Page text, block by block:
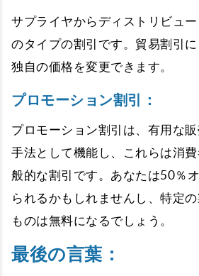
サプライヤからディストリビュ
のタイプの割引です。貿易割引
独自の価格を変更できます。
プロモーション割引：
プロモーション割引は、有用な
手法として機能し、これらは消
般的な割引です。あなたは50％
られるかもしれませんし、特定
ものは無料になるでしょう。
最後の言葉：